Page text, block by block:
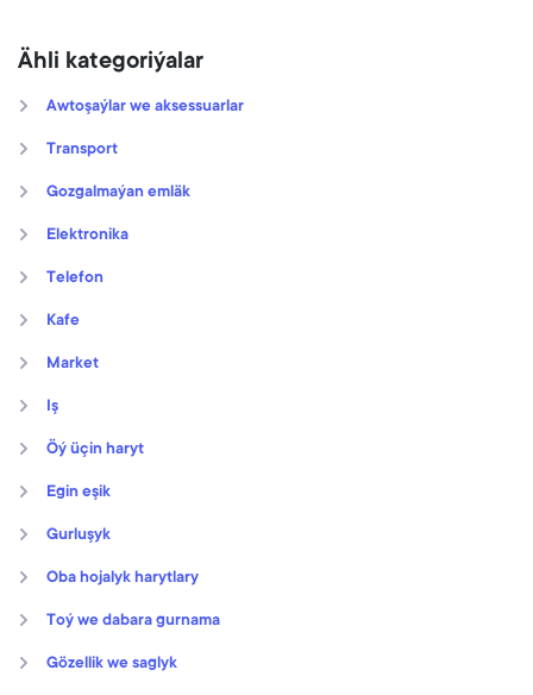
Ähli kategoriýalar
Awtoşaýlar we aksessuarlar
Transport
Gozgalmaýan emläk
Elektronika
Telefon
Kafe
Market
Iş
Öý üçin haryt
Egin eşik
Gurluşyk
Oba hojalyk harytlary
Toý we dabara gurnama
Gözellik we saglyk